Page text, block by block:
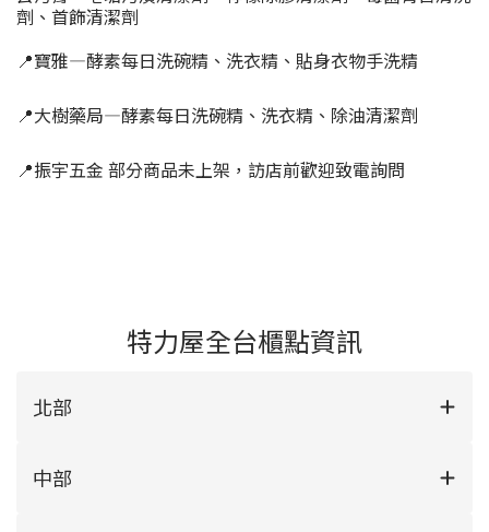
劑、首飾清潔劑
📍寶雅—酵素每日洗碗精、洗衣精、貼身衣物手洗精
📍大樹藥局—酵素每日洗碗精、洗衣精、除油清潔劑
📍振宇五金 部分商品未上架，訪店前歡迎致電詢問
特力屋全台櫃點資訊
北部
中部